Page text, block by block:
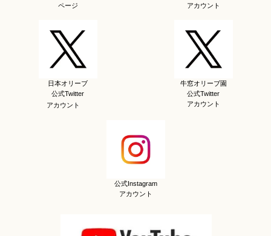
ページ
アカウント
日本オリーブ
公式Twitter
アカウント
牛窓オリーブ園
公式Twitter
アカウント
公式Instagram
アカウント